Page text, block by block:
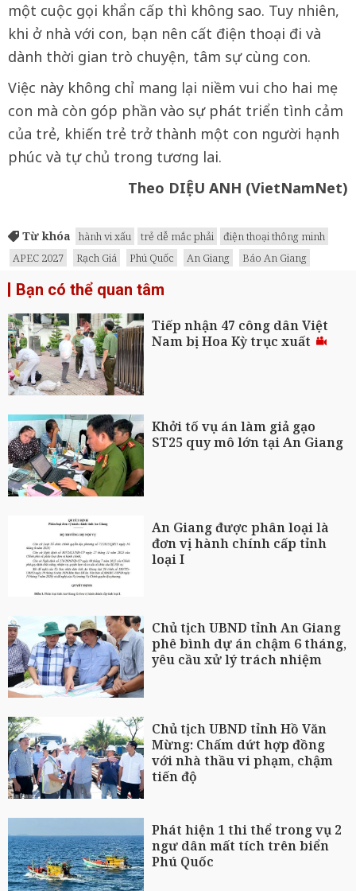
một cuộc gọi khẩn cấp thì không sao. Tuy nhiên,
khi ở nhà với con, bạn nên cất điện thoại đi và
dành thời gian trò chuyện, tâm sự cùng con.
Việc này không chỉ mang lại niềm vui cho hai mẹ
con mà còn góp phần vào sự phát triển tình cảm
của trẻ, khiến trẻ trở thành một con người hạnh
phúc và tự chủ trong tương lai.
Theo DIỆU ANH (VietNamNet)
Từ khóa hành vi xấu trẻ dễ mắc phải
điện thoại thông minh
APEC 2027
Rạch Giá Phú Quốc An Giang Báo An Giang
Bạn có thể quan tâm
Tiếp nhận 47 công dân Việt
Nam bị Hoa Kỳ trục xuất
Khởi tố vụ án làm giả gạo
ST25 quy mô lớn tại An Giang
An Giang được phân loại là
đơn vị hành chính cấp tỉnh
loại I
Chủ tịch UBND tỉnh An Giang
phê bình dự án chậm 6 tháng,
yêu cầu xử lý trách nhiệm
Chủ tịch UBND tỉnh Hồ Văn
Mừng: Chấm dứt hợp đồng
với nhà thầu vi phạm, chậm
tiến độ
Phát hiện 1 thi thể trong vụ 2
ngư dân mất tích trên biển
Phú Quốc